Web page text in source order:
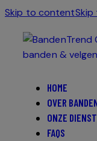
Skip to content
HOME
OVER
ONZE
FAQS